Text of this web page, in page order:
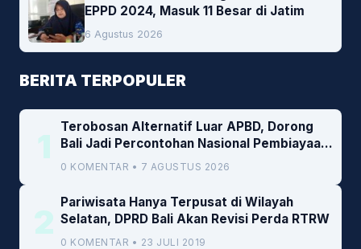
EPPD 2024, Masuk 11 Besar di Jatim
6 Agustus 2026
BERITA TERPOPULER
1
Terobosan Alternatif Luar APBD, Dorong
Bali Jadi Percontohan Nasional Pembiayaan
Daerah
0 KOMENTAR • 7 AGUSTUS 2026
2
Pariwisata Hanya Terpusat di Wilayah
Selatan, DPRD Bali Akan Revisi Perda RTRW
0 KOMENTAR • 23 JULI 2019